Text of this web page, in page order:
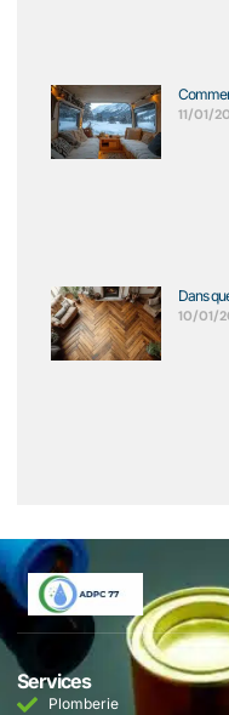
11/01/
Dans
10/01/
Services
Plomberie